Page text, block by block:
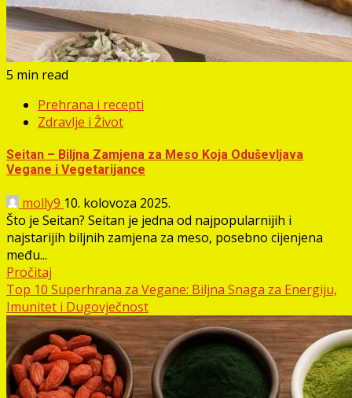
5 min read
Prehrana i recepti
Zdravlje i Život
Seitan – Biljna Zamjena za Meso Koja Oduševljava
Vegane i Vegetarijance
molly9 10. kolovoza 2025.
Što je Seitan? Seitan je jedna od najpopularnijih i
najstarijih biljnih zamjena za meso, posebno cijenjena
među...
Pročitaj
Top 10 Superhrana za Vegane: Biljna Snaga za Energiju,
Imunitet i Dugovječnost